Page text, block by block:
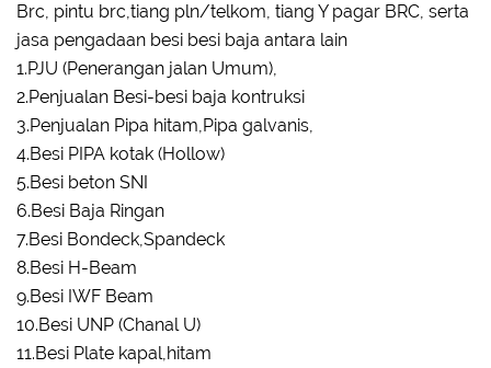
Brc, pintu brc,tiang pln/telkom, tiang Y pagar BRC, serta
jasa pengadaan besi besi baja antara lain
1.PJU (Penerangan jalan Umum),
2.Penjualan Besi-besi baja kontruksi
3.Penjualan Pipa hitam,Pipa galvanis,
4.Besi PIPA kotak (Hollow)
5.Besi beton SNI
6.Besi Baja Ringan
7.Besi Bondeck,Spandeck
8.Besi H-Beam
9.Besi IWF Beam
10.Besi UNP (Chanal U)
11.Besi Plate kapal,hitam